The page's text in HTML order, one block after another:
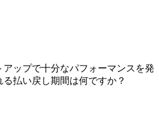
アップで十分なパフォーマンスを発
払い戻し期間は何ですか？